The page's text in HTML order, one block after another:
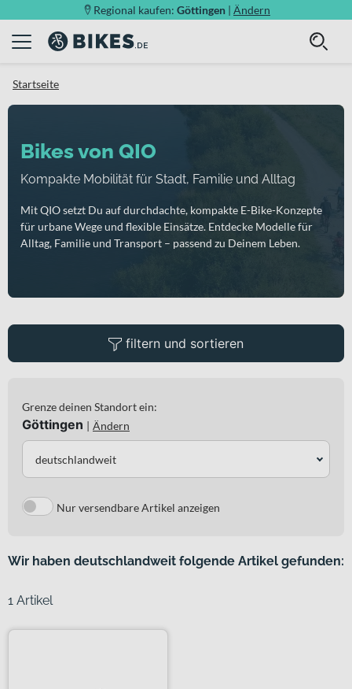
Regional kaufen: Göttingen | Ändern
Startseite
Bikes von QIO
Kompakte Mobilität für Stadt, Familie und Alltag
Mit QIO setzt Du auf durchdachte, kompakte E-Bike-Konzepte
für urbane Wege und flexible Einsätze. Entdecke Modelle für
Alltag, Familie und Transport – passend zu Deinem Leben.
filtern und sortieren
Grenze deinen Standort ein:
Göttingen | Ändern
deutschlandweit
Nur versendbare Artikel anzeigen
Wir haben deutschlandweit folgende Artikel gefunden:
1 Artikel